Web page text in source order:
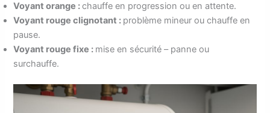
Voyant orange :chauffe en progression ou en attente.
Voyant rouge clignotant : problème mineur ou chauffe en
pause.
Voyant rouge fixe : mise en sécurité – panne ou
surchauffe.